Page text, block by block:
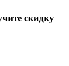
скидку